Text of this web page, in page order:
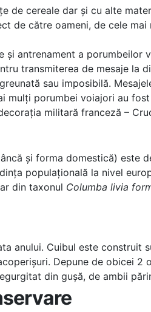
de cereale dar și cu alte
de către oameni, de cele
antrenament a porumbeilor
transmiterea de mesaje la
sau imposibilă.
mulți porumbei voiajori au
militară franceză –
și forma domestică) este
populațională la nivel
din taxonul Columba livia
anului. Cuibul este
Depune de obicei
din gușă, de ambii